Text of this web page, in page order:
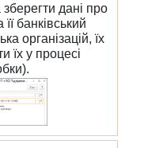
дані про
банківський
організацій, їх
їх у процесі